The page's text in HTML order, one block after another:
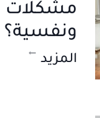
مشكلات
ونفسية؟
المزيد